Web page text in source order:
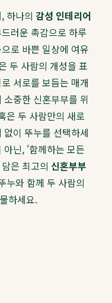
하나의 감성 인테리어
러운 촉감으로 하루
로 바쁜 일상에 여유
두 사람의 개성을 표
서로를 보듬는 매개
중한 신혼부부를 위
은 두 사람만의 새로
이 뚜누를 선택하세
아닌, '함께하는 모든
은 최고의 신혼부부
누와 함께 두 사람의
하세요.